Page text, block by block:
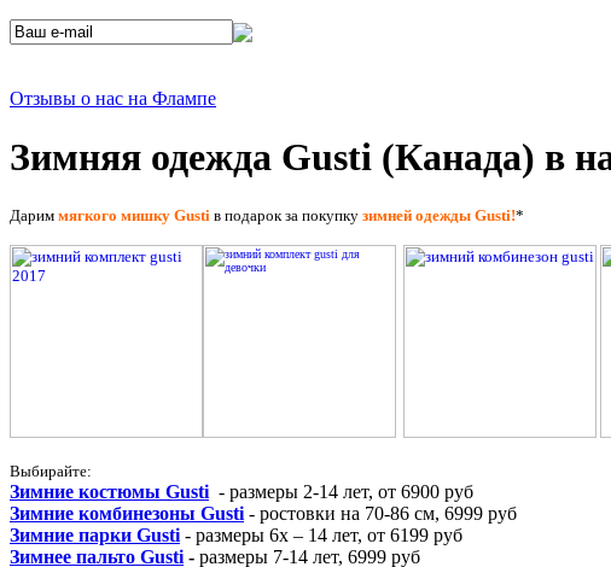
Отзывы о нас на Флампе
Зимняя одежда Gusti (Канада) в
Дарим мягкого мишку Gusti в подaрок за покупку зимней одежды Gusti!*
Выбирайте:
Зимние костюмы Gusti - размеры 2-14 лет, от 6900 руб
Зимние комбинезоны Gusti - ростовки на 70-86 см, 6999 руб
Зимние парки Gusti - размеры 6х – 14 лет, от 6199 руб
Зимнее пальто Gusti - размеры 7-14 лет, 6999 руб